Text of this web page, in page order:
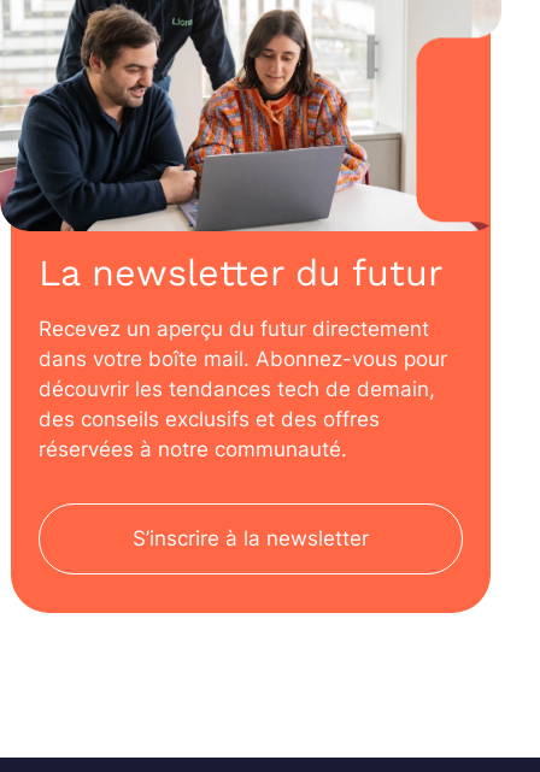
La newsletter du futur
Recevez un aperçu du futur directement
dans votre boîte mail. Abonnez-vous pour
découvrir les tendances tech de demain,
des conseils exclusifs et des offres
réservées à notre communauté.
S’inscrire à la newsletter